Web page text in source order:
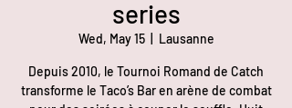
series
Wed, May 15
  |
Lausanne
Depuis 2010, le Tournoi Romand de Catch
transforme le Taco’s Bar en arène de combat